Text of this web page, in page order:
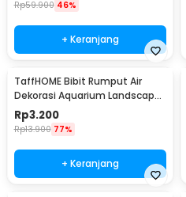
Rp59.900 46%
+ Keranjang
TaffHOME Bibit Rumput Air
Dekorasi Aquarium Landscape
Ornament 10g Big Leaf - H0027
Rp3.200
Rp13.900 77%
+ Keranjang